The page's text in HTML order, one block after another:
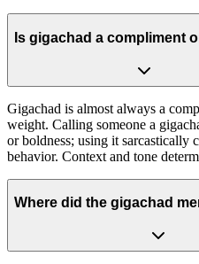
Is gigachad a compliment
Gigachad is almost always a
weight. Calling someone a
or boldness; using it sarcastically
behavior. Context and tone
Where did the gigachad